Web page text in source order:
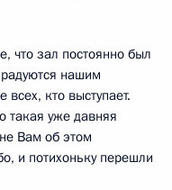
что зал постоянно был
нашим
кто выступает.
такая уже давняя
Вам об этом
и потихоньку перешли